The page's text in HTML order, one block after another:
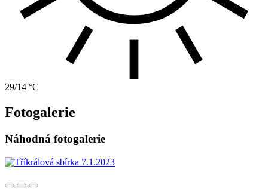
29/14 °C
Fotogalerie
Náhodná fotogalerie